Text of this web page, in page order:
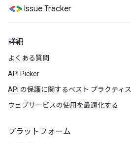
Issue Tracker
詳細
よくある質問
API Picker
API の保護に関するベスト プラクティス
ウェブサービスの使用を最適化する
プラットフォーム